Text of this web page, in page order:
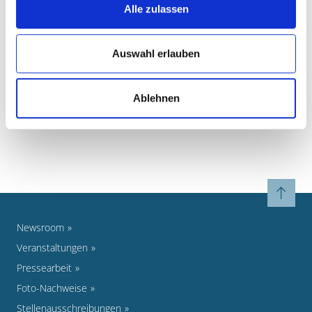
Alle zulassen
Auswahl erlauben
Ablehnen
c/o Essener Wirtschaftsförderungsgesellschaft mbH
45127 Essen
www.regionalagentur-meo.de
WEITERFÜHRENDE LINKS
Newsroom
Veranstaltungen
Pressearbeit
Foto-Nachweise
Stellenausschreibungen